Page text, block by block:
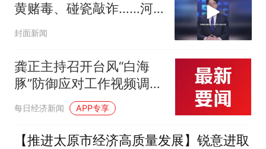
黄赌毒、碰瓷敲诈……河
南公开征集黑恶犯罪线
话：0371-65883344
封面新闻
龚正主持召开台风“白海
豚”防御应对工作视频调度
会议 对做好台风防御应对
进行再检查、再部署、再
落实
每日经济新闻 APP专享
【推进太原市经济高质量发展】锐意进取